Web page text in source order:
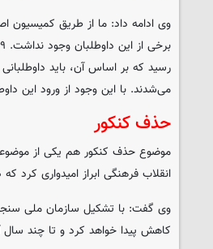
رسید که بر اساس آن، باید
می‌شدند. با این وجود از ورود این
حذف کنکور
انقلاب فرهنگی ابراز امیدواری کرد که در ۵ سال آینده کنکور نداشته
وی گفت: با تشکیل سازمان ملی
کاهش پیدا خواهد کرد و تا چند سال